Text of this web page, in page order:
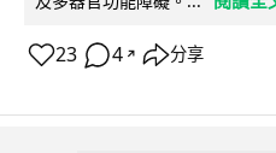
23 4 ↗ 分享